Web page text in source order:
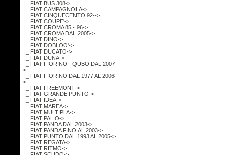
|_ FIAT BUS 308->
|_ FIAT CAMPAGNOLA->
|_ FIAT CINQUECENTO 92-->
|_ FIAT COUPE'->
|_ FIAT CROMA 85 - 96->
|_ FIAT CROMA DAL 2005->
|_ FIAT DINO->
|_ FIAT DOBLOO'->
|_ FIAT DUCATO->
|_ FIAT DUNA->
|_ FIAT FIORINO - QUBO DAL 2007-
>
|_ FIAT FIORINO DAL 1977 AL 2006-
>
|_ FIAT FREEMONT->
|_ FIAT GRANDE PUNTO->
|_ FIAT IDEA->
|_ FIAT MAREA->
|_ FIAT MULTIPLA->
|_ FIAT PALIO->
|_ FIAT PANDA DAL 2003->
|_ FIAT PANDA FINO AL 2003->
|_ FIAT PUNTO DAL 1993 AL 2005->
|_ FIAT REGATA->
|_ FIAT RITMO->